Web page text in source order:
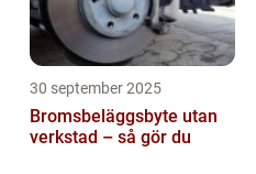
30 september 2025
Bromsbeläggsbyte utan
verkstad – så gör du